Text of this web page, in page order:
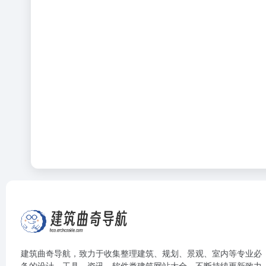
建筑曲奇导航 ，致力于收集整理建筑、规划、景观、室内等专业必